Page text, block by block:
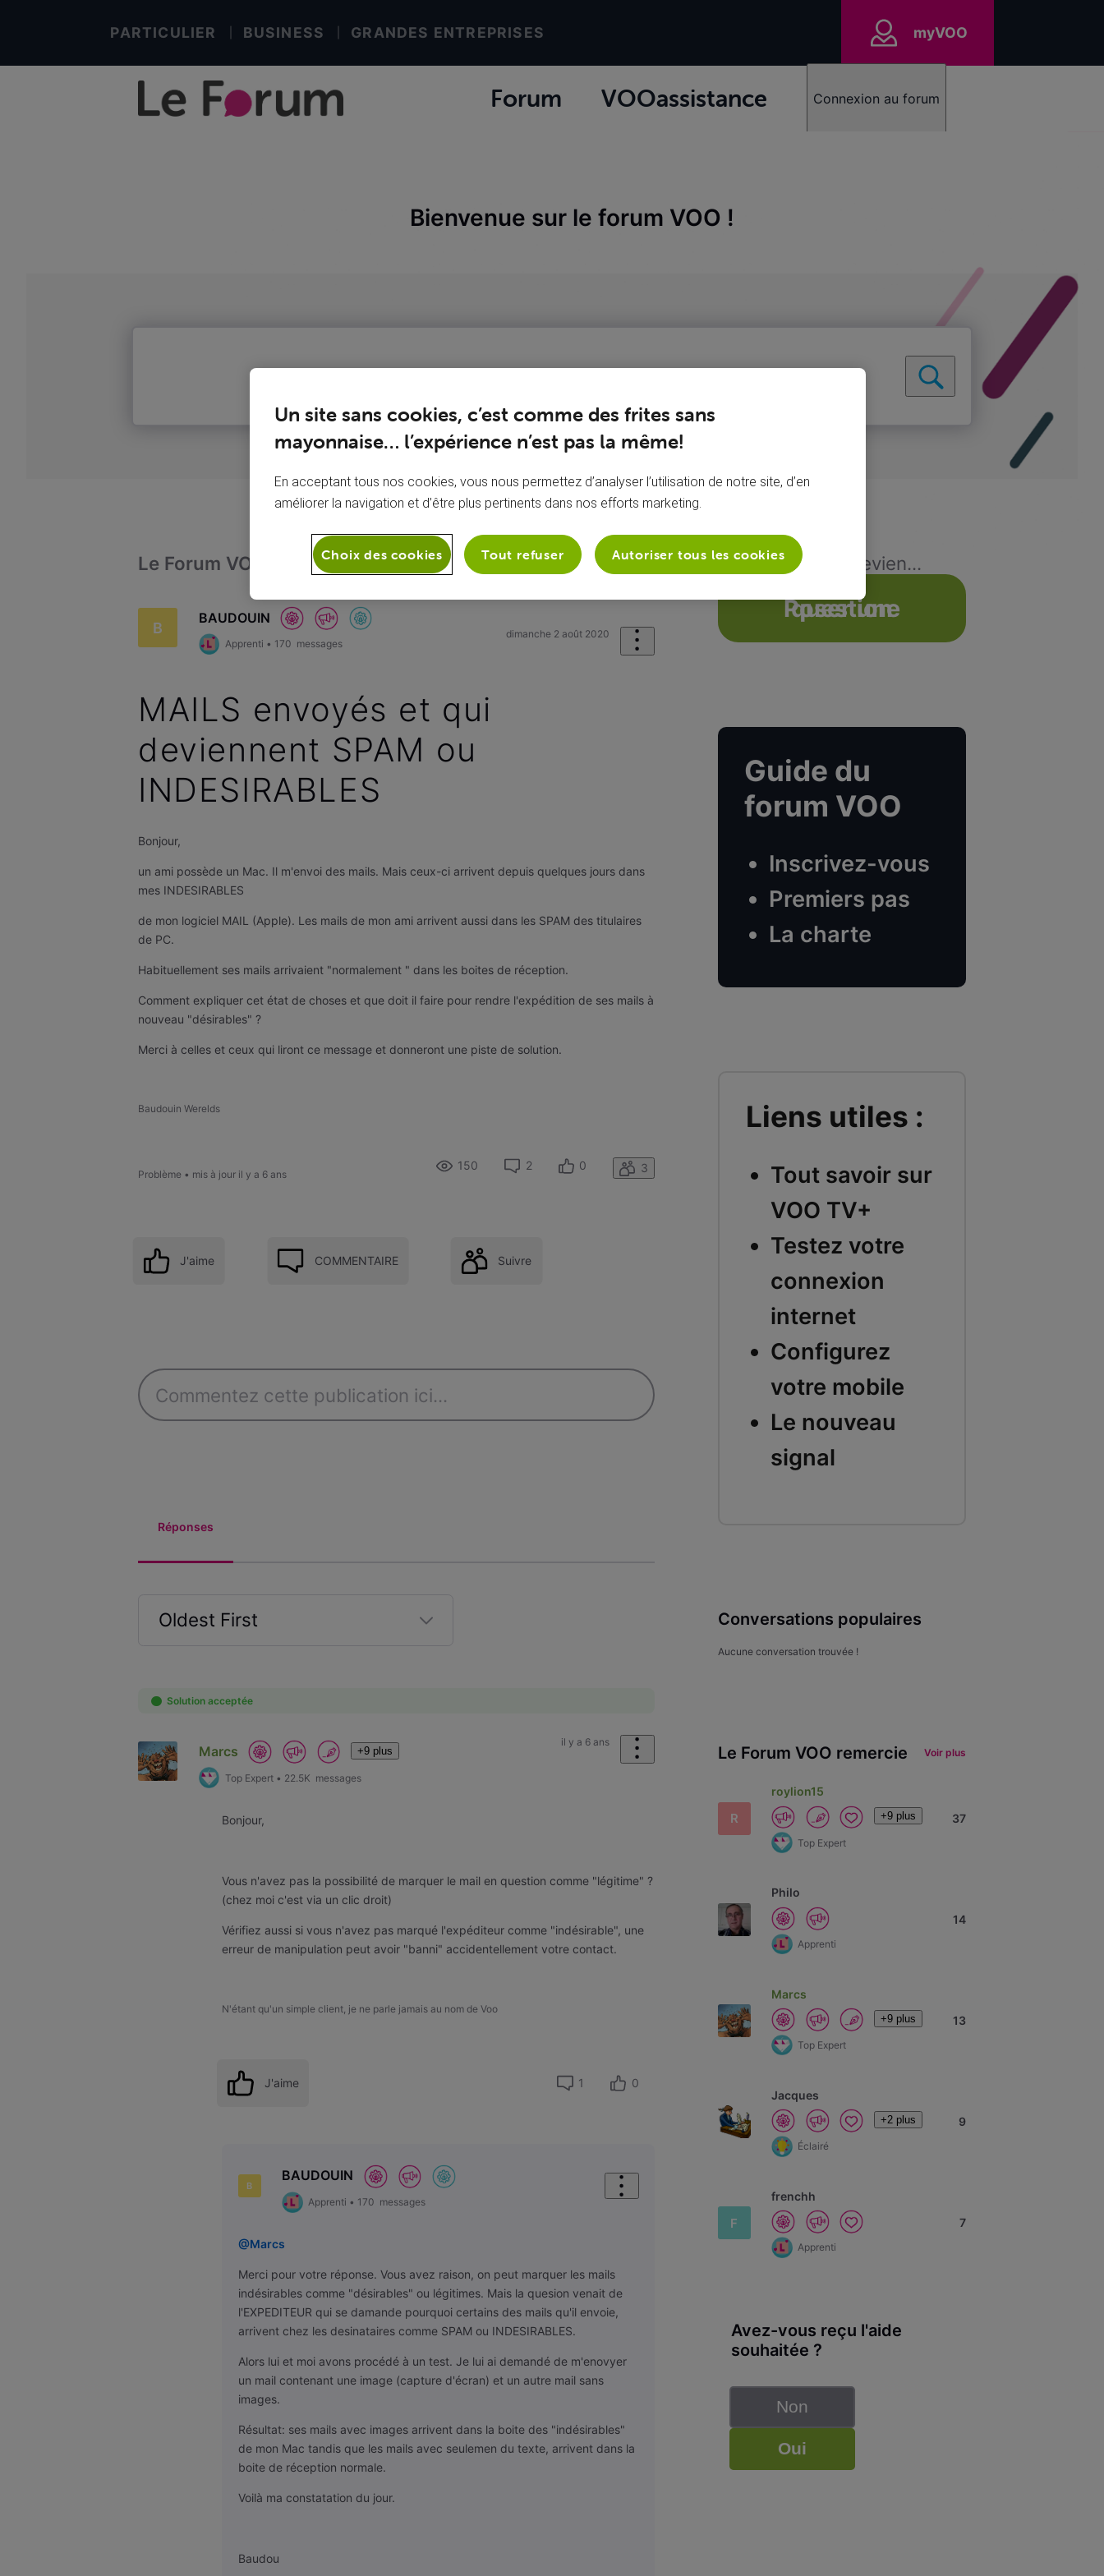
PARTICULIER BUSINESS GRANDES ENTREPRISES myVOO
Forum VOOassistance Connexion au forum
Bienvenue sur le forum VOO !
Le Forum VOO Internet Ma sécurité sur le web MAILS envoyés et qui devien...
B
BAUDOUIN
Apprenti • 170 messages
dimanche 2 août 2020
MAILS envoyés et qui
deviennent SPAM ou
INDESIRABLES
Bonjour,
un ami possède un Mac. Il m'envoi des mails. Mais ceux-ci arrivent depuis quelques jours dans
mes INDESIRABLES
de mon logiciel MAIL (Apple). Les mails de mon ami arrivent aussi dans les SPAM des titulaires
de PC.
Habituellement ses mails arrivaient "normalement " dans les boites de réception.
Comment expliquer cet état de choses et que doit il faire pour rendre l'expédition de ses mails à
nouveau "désirables" ?
Merci à celles et ceux qui liront ce message et donneront une piste de solution.
Baudouin Werelds
Problème • mis à jour il y a 6 ans
150 2 0 3
J'aime COMMENTAIRE Suivre
Réponses
Oldest First
First
Solution acceptée
Marcs +9 plus
Top Expert• 22.5K messages
il y a 6 ans
Bonjour,
Vous n'avez pas la possibilité de marquer le mail en question comme "légitime" ?
(chez moi c'est via un clic droit)
Vérifiez aussi si vous n'avez pas marqué l'expéditeur comme "indésirable", une
erreur de manipulation peut avoir "banni" accidentellement votre contact.
N'étant qu'un simple client, je ne parle jamais au nom de Voo
J'aime 1 0
B
BAUDOUIN
Apprenti • 170 messages
@Marcs
Merci pour votre réponse. Vous avez raison, on peut marquer les mails
indésirables comme "désirables" ou légitimes. Mais la quesion venait de
l'EXPEDITEUR qui se damande pourquoi certains des mails qu'il envoie,
arrivent chez les desinataires comme SPAM ou INDESIRABLES.
Alors lui et moi avons procédé à un test. Je lui ai demandé de m'enovyer
un mail contenant une image (capture d'écran) et un autre mail sans
images.
Résultat: ses mails avec images arrivent dans la boite des "indésirables"
de mon Mac tandis que les mails avec seulemen du texte, arrivent dans la
boite de réception normale.
Voilà ma constatation du jour.
Baudou
Poser une question
Guide du
forum VOO
Inscrivez-vous
Premiers pas
La charte
Liens utiles :
Tout savoir sur
VOO TV+
Testez votre
connexion
internet
Configurez
votre mobile
Le nouveau
signal
Conversations populaires
Aucune conversation trouvée !
Le Forum VOO remercie Voir plus
R
roylion15
+9 plus
Top Expert
37
Philo
Apprenti
14
Marcs
+9 plus
Top Expert
13
Jacques
+2 plus
Éclairé
9
F
frenchh
Apprenti
7
Avez-vous reçu l'aide
souhaitée ?
Non
Oui
Un site sans cookies, c’est comme des frites sans
mayonnaise… l’expérience n’est pas la même!
En acceptant tous nos cookies, vous nous permettez d’analyser l’utilisation de notre site, d’en
améliorer la navigation et d’être plus pertinents dans nos efforts marketing.
Tout refuser Autoriser tous les cookies
Choix des cookies